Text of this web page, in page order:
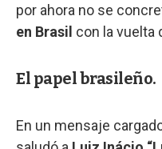
por ahora no se
en Brasil con la vuelta
El papel brasileño.
En un mensaje